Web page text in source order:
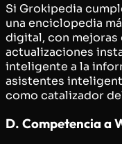
Si Grokipedia
una enciclopedia
digital, con mejoras
actualizaciones
inteligente a la
asistentes
como catalizador
D. Competencia a